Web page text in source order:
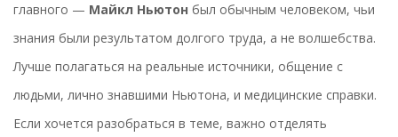
главного — Майкл Ньютон был обычным человеком, чьи
знания были результатом долгого труда, а не волшебства.
Лучше полагаться на реальные источники, общение с
людьми, лично знавшими Ньютона, и медицинские справки.
Если хочется разобраться в теме, важно отделять